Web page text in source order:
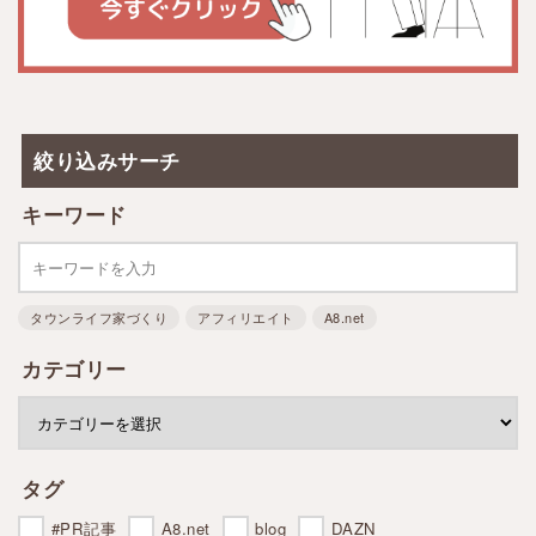
絞り込みサーチ
キーワード
タウンライフ家づくり アフィリエイト A8.net
カテゴリー
タグ
#PR記事 A8.net blog DAZN